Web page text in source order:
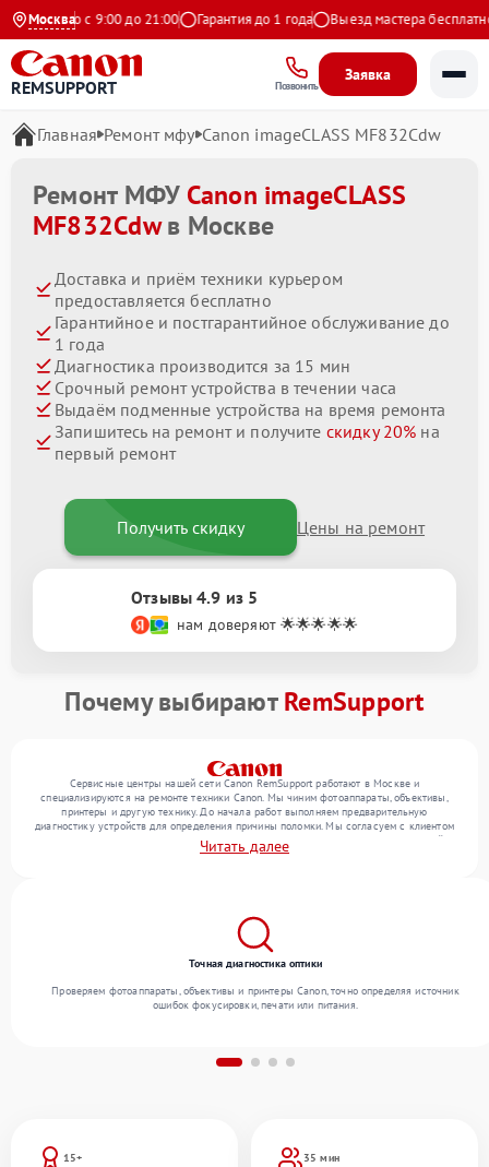
Москвас 9:00 до 21:00 Гарантия до 1 года Выезд мастера бесплатно
REMSUPPORT Позвонить
Заявка
Главная Ремонт мфу Canon imageCLASS MF832Cdw
Ремонт МФУ Canon imageCLASS
MF832Cdwв Москве
Доставка и приём техники курьером
предоставляется бесплатно
Гарантийное и постгарантийное обслуживание до
1 года
Диагностика производится за 15 мин
Срочный ремонт устройства в течении часа
Выдаём подменные устройства на время ремонта
Запишитесь на ремонт и получите скидку 20% на
первый ремонт
Получить скидку Цены на ремонт
Отзывы 4.9 из 5
нам доверяют 🌟🌟🌟🌟🌟
Почему выбираютRemSupport
Сервисные центры нашей сети Canon RemSupport работают в Москве и
специализируются на ремонте техники Canon. Мы чиним фотоаппараты, объективы,
принтеры и другую технику. До начала работ выполняем предварительную
диагностику устройств для определения причины поломки. Мы согласуем с клиентом
перечень необходимых работ и их стоимость, затем выполняем ремонт с заменой
деталей по необходимости. В конце подтверждаем качество оказанных услуг
Читать далее
15+
35 мин
Точная диагностика оптики
Проверяем фотоаппараты, объективы и принтеры Canon, точно определяя источник
ошибок фокусировки, печати или питания.